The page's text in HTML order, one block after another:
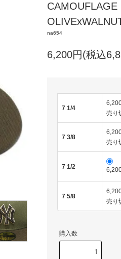
na654
6,200円(税込
7 1/4
売り
7 3/8
売り
7 1/2
7 5/8
売り
購入数